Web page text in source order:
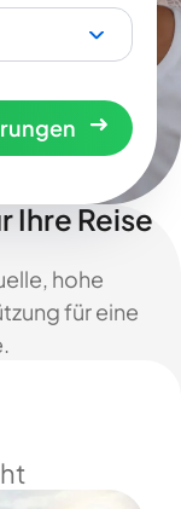
Ihre Reise
hohe
für eine